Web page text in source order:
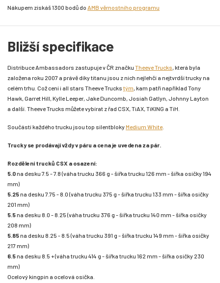
Nákupem získáš 1300 bodů do AMB věrnostního programu
Bližší specifikace
Distribuce Ambassadors zastupuje v ČR značku Theeve Trucks, která byla
založena roku 2007 a právě díky titanu jsou z nich nejlehčí a nejtvrdší trucky na
celém trhu. Což cení i all stars Theeve Trucks tým, kam patří například Tony
Hawk, Garret Hill, Kylle Leeper, Jake Duncomb, Josiah Gatlyn, Johnny Layton
a další. Theeve Trucks můžete vybírat z řad CSX, TiAX, TiKING a TiH.
Součástí každého trucku jsou top silentblokyMedium White
Trucky se prodávají vždy v páru a cena je uvedena za pár.
Rozdělení trucků CSX a osazení:
5.0na desku 7.5 - 7.8 (váha trucku 366 g - šířka trucku 126 mm - šířka osičky 194
mm)
5.25na desku 7.75 - 8.0 (váha trucku 375 g - šířka trucku 133 mm - šířka osičky
201 mm)
5.5na desku 8.0 - 8.25 (váha trucku 376 g - šířka trucku 140 mm - šířka osičky
208 mm)
5.85na desku 8.25 - 8.5 (váha trucku 391 g - šířka trucku 149 mm - šířka osičky
217 mm)
6.5na desku 8.5 + (váha trucku 414 g - šířka trucku 162 mm - šířka osičky 230
mm)
Ocelový kingpin a ocelová osička.